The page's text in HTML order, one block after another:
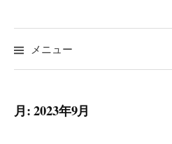
メニュー
月:2023年9月